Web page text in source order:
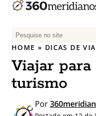
P
e
q
u
i
HOME » DICAS DE
Viajar
turismo
Por